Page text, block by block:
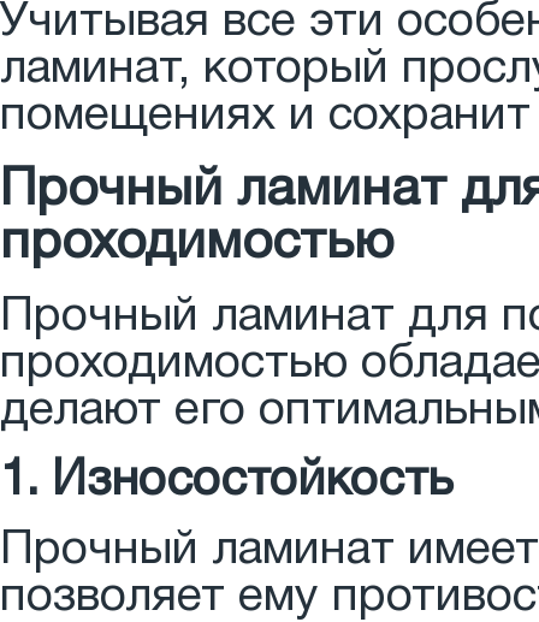
Учитывая все эти
ламинат, который
помещениях и
Прочный ламинат
проходимостью
Прочный ламинат для
проходимостью
делают его
1. Износостойкость
Прочный ламинат
позволяет ему